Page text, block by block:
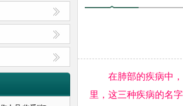
在肺部的疾病中，
里，这三种疾病的名